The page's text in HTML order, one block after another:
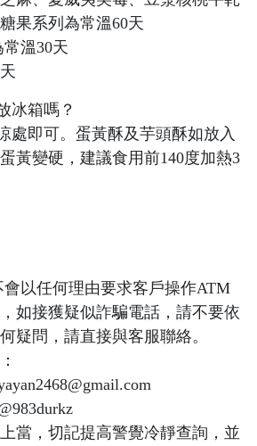
果系列為常溫60天
常溫30天
冰箱嗎？
處即可。蛋黃酥及芋頭酥如放入
黃變硬，建議食用前140度加熱3
以任何理由要求客戶操作ATM
如接獲疑似詐騙電話，請不要依
疑問，請直接與客服聯絡。
當，切記提高警覺冷靜查詢，並